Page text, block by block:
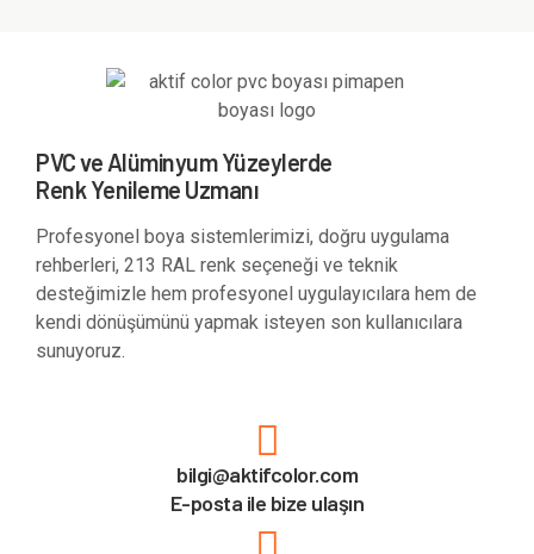
PVC ve Alüminyum Yüzeylerde
Renk Yenileme Uzmanı
Profesyonel boya sistemlerimizi, doğru uygulama
rehberleri, 213 RAL renk seçeneği ve teknik
desteğimizle hem profesyonel uygulayıcılara hem de
kendi dönüşümünü yapmak isteyen son kullanıcılara
sunuyoruz.
bilgi@aktifcolor.com
E-posta ile bize ulaşın